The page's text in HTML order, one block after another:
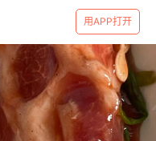
用APP打开